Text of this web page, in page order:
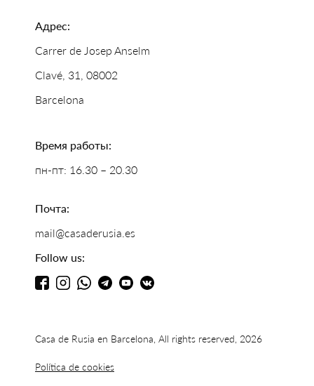
Адрес:
Carrer de Josep Anselm
Clavé, 31, 08002
Barcelona
Время работы:
пн-пт: 16.30 – 20.30
Почта:
mail@casaderusia.es
Follow us:
Casa de Rusia en Barcelona, All rights reserved, 2026
Política de cookies